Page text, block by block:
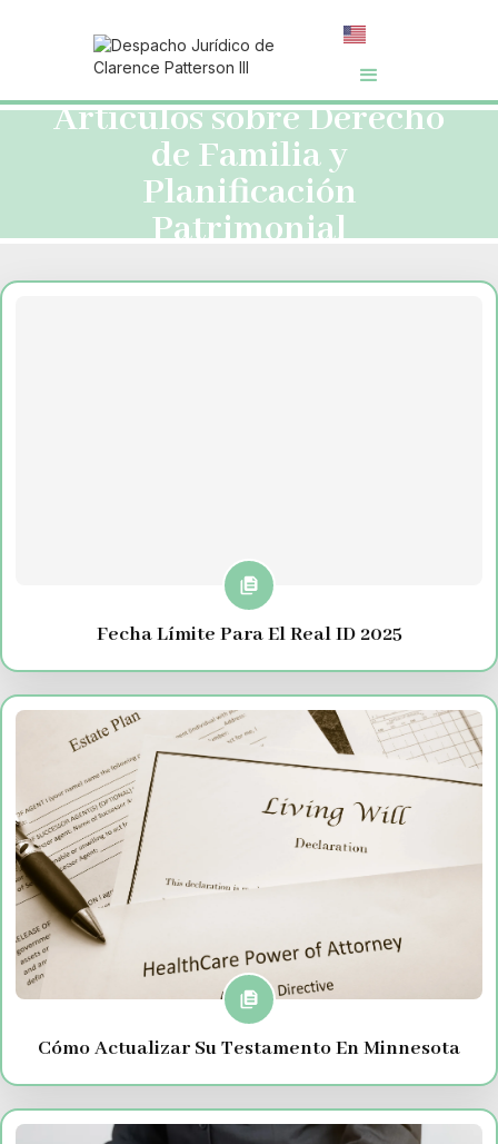
Artículos sobre Derecho
de Familia y
Planificación
Patrimonial
Fecha Límite Para El Real ID 2025
Cómo Actualizar Su Testamento En Minnesota